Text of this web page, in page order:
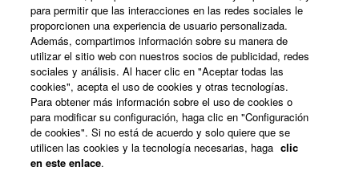
para permitir que las interacciones en las redes sociales le
proporcionen una experiencia de usuario personalizada.
Además, compartimos información sobre su manera de
utilizar el sitio web con nuestros socios de publicidad, redes
sociales y análisis. Al hacer clic en "Aceptar todas las
cookies", acepta el uso de cookies y otras tecnologías.
Para obtener más información sobre el uso de cookies o
para modificar su configuración, haga clic en "Configuración
de cookies". Si no está de acuerdo y solo quiere que se
utilicen las cookies y la tecnología necesarias, haga clic
en este enlace.